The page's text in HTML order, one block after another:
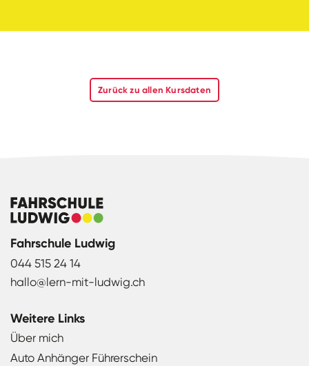
Zurück zu allen Kursdaten
Fahrschule Ludwig
044 515 24 14
hallo@lern-mit-ludwig.ch
Weitere Links
Über mich
Auto Anhänger Führerschein